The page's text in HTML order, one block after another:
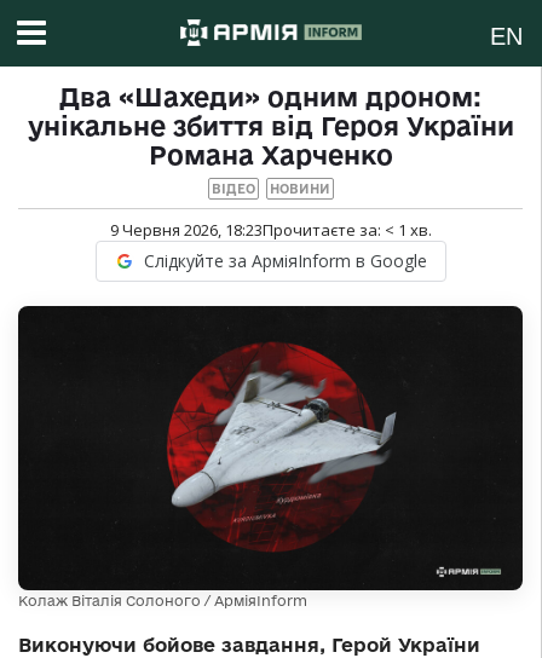
EN
Два «Шахеди» одним дроном:
унікальне збиття від Героя України
Романа Харченко
ВІДЕО НОВИНИ
9 Червня 2026, 18:23Прочитаєте за: < 1 хв.
Слідкуйте за АрміяInform в Google
Колаж Віталія Солоного / АрміяInform
Виконуючи бойове завдання, Герой України